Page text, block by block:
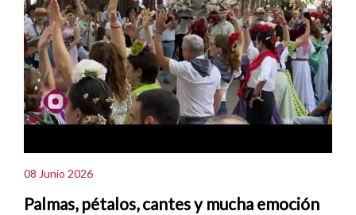
08 Junio 2026
Palmas, pétalos, cantes y mucha emoción